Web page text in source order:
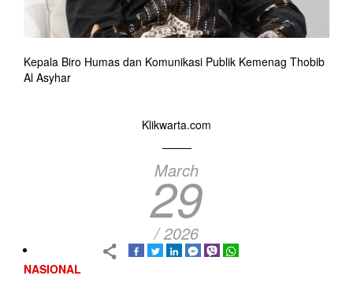
Kepala Biro Humas dan Komunikasi Publik Kemenag Thobib
Al Asyhar
Klikwarta.com
March
29
/ 2026
NASIONAL